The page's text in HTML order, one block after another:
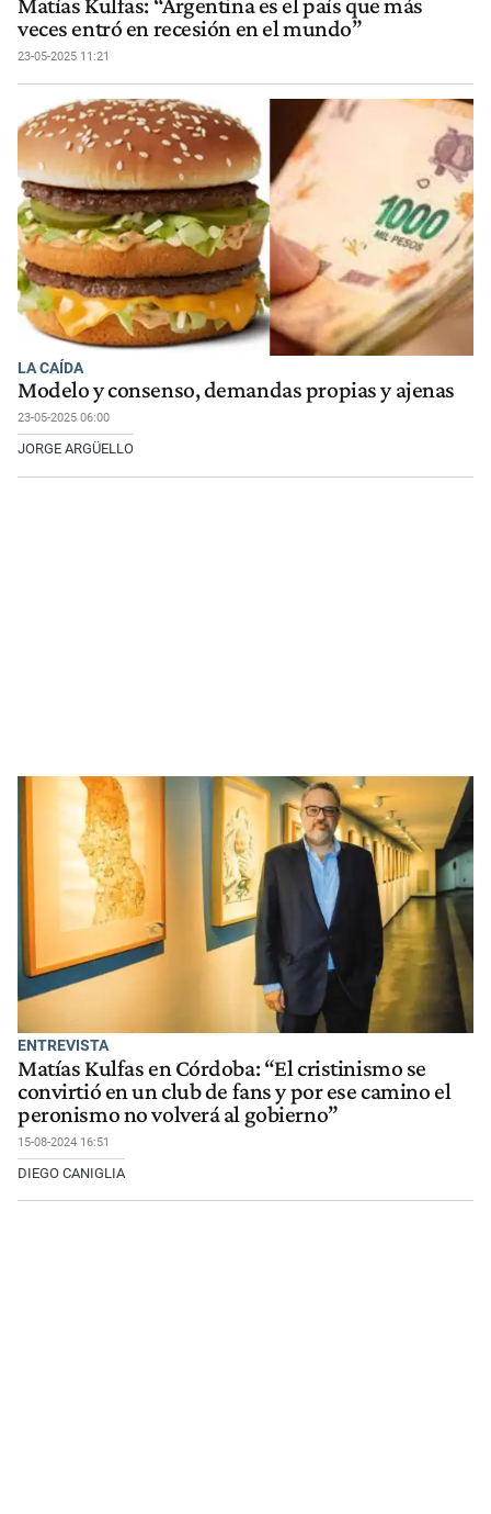
Matías Kulfas: “Argentina es el país que más
veces entró en recesión en el mundo”
23-05-2025 11:21
LA CAÍDA
Modelo y consenso, demandas propias y ajenas
23-05-2025 06:00
JORGE ARGÜELLO
ENTREVISTA
Matías Kulfas en Córdoba: “El cristinismo se
convirtió en un club de fans y por ese camino el
peronismo no volverá al gobierno”
15-08-2024 16:51
DIEGO CANIGLIA